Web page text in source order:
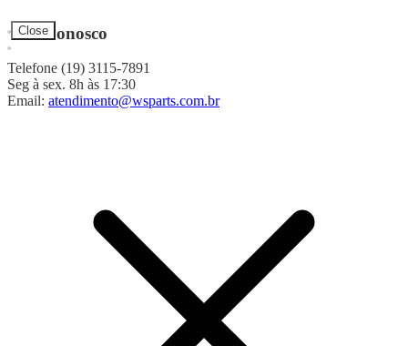
Close
Fale Conosco
Telefone (19) 3115-7891
Seg à sex. 8h às 17:30
Email: atendimento@wsparts.com.br